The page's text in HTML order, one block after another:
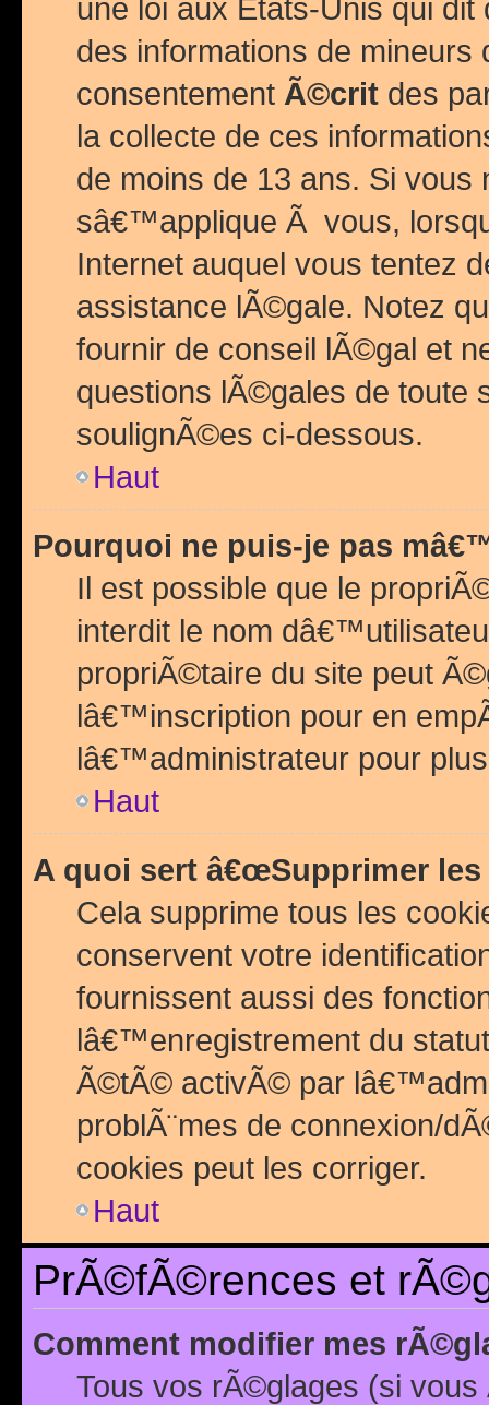
une loi aux Etats-Unis qui
des informations de mineurs
consentement Ã©crit des
la collecte de ces
de moins de 13 ans. Si
sâ€™applique Ã vous,
Internet auquel vous tentez
assistance lÃ©gale. Notez
fournir de conseil lÃ©gal et
questions lÃ©gales de
soulignÃ©es ci-dessous.
Haut
Pourquoi ne puis-je pas
Il est possible que le
interdit le nom
propriÃ©taire du site peut
lâ€™inscription pour en
lâ€™administrateur pour
Haut
A quoi sert â€œSupprimer les
Cela supprime tous les
conservent votre
fournissent aussi des
lâ€™enregistrement du
Ã©tÃ© activÃ© par
problÃ¨mes de connexion/
cookies peut les corriger.
Haut
PrÃ©fÃ©rences et
Comment modifier mes
Tous vos rÃ©glages (si